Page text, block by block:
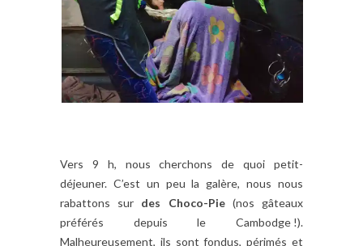
Vers 9 h, nous cherchons de quoi petit-
déjeuner. C’est un peu la galère, nous nous
rabattons sur des Choco-Pie (nos gâteaux
préférés depuis le Cambodge !).
Malheureusement, ils sont fondus, périmés et